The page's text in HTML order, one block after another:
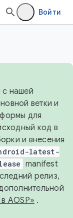
Войти
с нашей
ветки и
для
код в
и внесения
latest-
manifest
релиз,
AOSP» .